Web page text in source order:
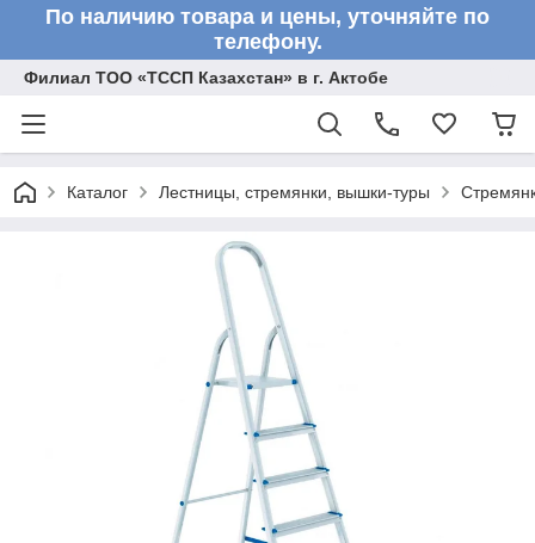
По наличию товара и цены, уточняйте по
телефону.
Филиал ТОО «ТССП Казахстан» в г. Актобе
Каталог Лестницы, стремянки, вышки-туры